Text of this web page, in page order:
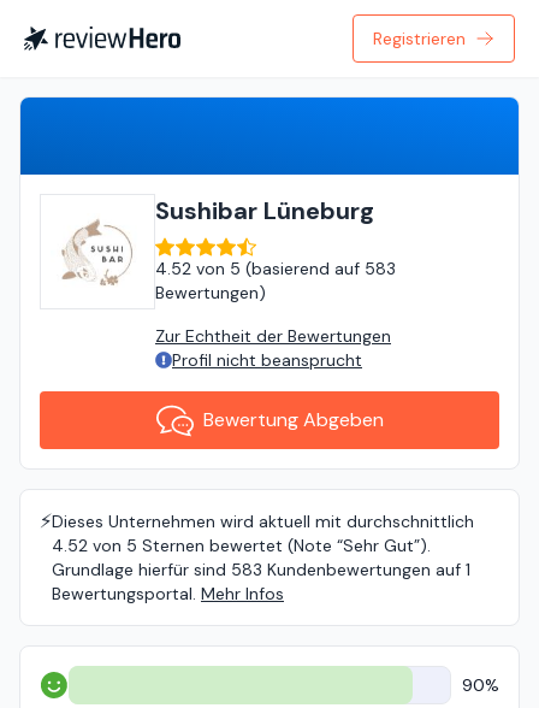
Registrieren
Sushibar Lüneburg
4.52 von 5 (basierend auf 583
Bewertungen)
Zur Echtheit der Bewertungen
Profil nicht beansprucht
Bewertung Abgeben
⚡️Dieses Unternehmen wird aktuell mit durchschnittlich
4.52 von 5 Sternen bewertet (Note “Sehr Gut”).
Grundlage hierfür sind 583 Kundenbewertungen auf 1
Bewertungsportal. Mehr Infos
Positiv 90%